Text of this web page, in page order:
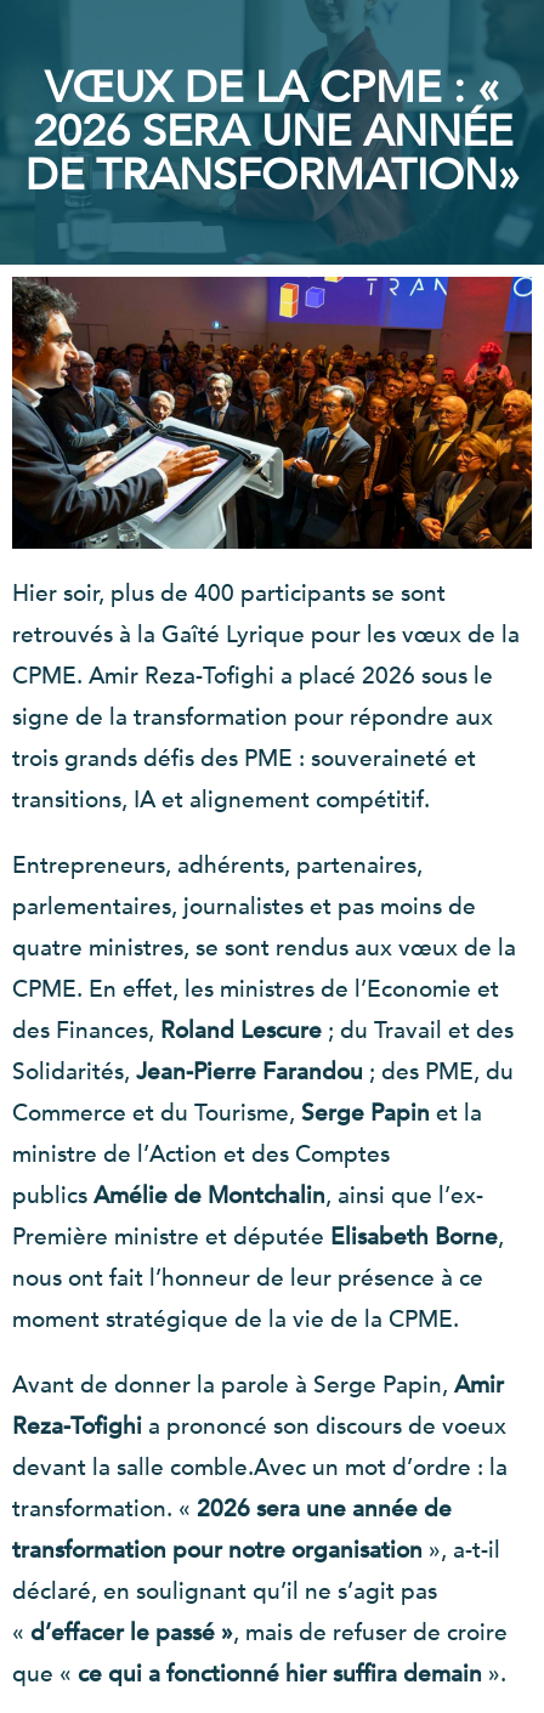
VŒUX DE LA CPME : «
2026 SERA UNE ANNÉE
DE TRANSFORMATION»
Hier soir, plus de 400 participants se sont
retrouvés à la Gaîté Lyrique pour les vœux de la
CPME. Amir Reza-Tofighi a placé 2026 sous le
signe de la transformation pour répondre aux
trois grands défis des PME : souveraineté et
transitions, IA et alignement compétitif.
Entrepreneurs, adhérents, partenaires,
parlementaires, journalistes et pas moins de
quatre ministres, se sont rendus aux vœux de la
CPME. En effet, les ministres de l’Economie et
des Finances, Roland Lescure ; du Travail et des
Solidarités, Jean-Pierre Farandou ; des PME, du
Commerce et du Tourisme, Serge Papin et la
ministre de l’Action et des Comptes
publicsAmélie de Montchalin, ainsi que l’ex-
Première ministre et députée Elisabeth Borne,
nous ont fait l’honneur de leur présence à ce
moment stratégique de la vie de la CPME.
Avant de donner la parole à Serge Papin, Amir
Reza-Tofighi a prononcé son discours de voeux
devant la salle comble.Avec un mot d’ordre : la
transformation. « 2026 sera une année de
transformation pour notre organisation », a-t-il
déclaré, en soulignant qu’il ne s’agit pas
« d’effacer le passé », mais de refuser de croire
que « ce qui a fonctionné hier suffira demain ».